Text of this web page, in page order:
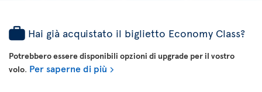
Hai già acquistato il biglietto Economy Class?
Potrebbero essere disponibili opzioni di upgrade per il vostro
volo. Per saperne di più